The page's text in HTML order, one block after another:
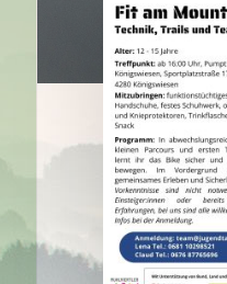
Trail
Vibes
MTB-
Kurs